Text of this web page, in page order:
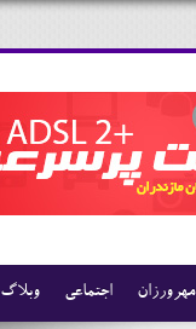
وبلاگ اجتماعی مهرورزان